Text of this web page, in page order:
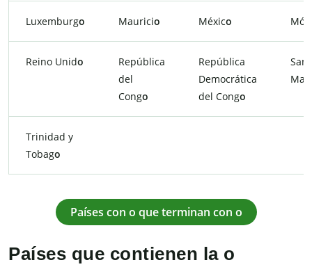
Luxemburgo Mauricio México
Reino Unido
República
del
Congo
República
Democrática
del Congo
San
Trinidad y
Tobago
Países con o que terminan con o
Países que contienen la o